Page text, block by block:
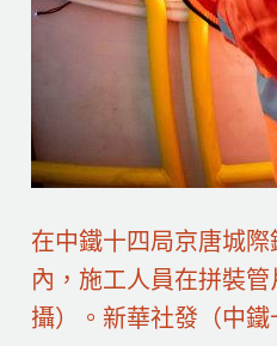
在中鐵十四局京唐城
內，施工人員在拼裝
攝）。新華社發（中鐵